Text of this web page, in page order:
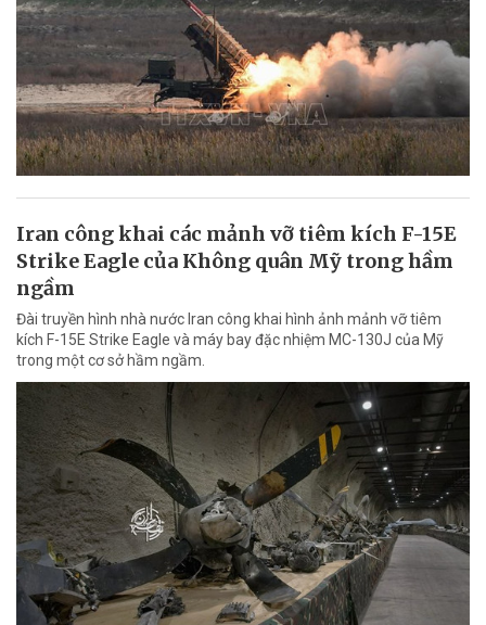
Iran công khai các mảnh vỡ tiêm kích F-15E
Strike Eagle của Không quân Mỹ trong hầm
ngầm
Đài truyền hình nhà nước Iran công khai hình ảnh mảnh vỡ tiêm
kích F-15E Strike Eagle và máy bay đặc nhiệm MC-130J của Mỹ
trong một cơ sở hầm ngầm.